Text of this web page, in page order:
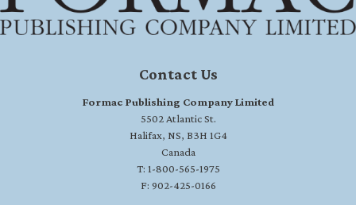
Contact Us
Formac Publishing Company Limited
5502 Atlantic St.
Halifax, NS, B3H 1G4
Canada
T: 1-800-565-1975
F: 902-425-0166